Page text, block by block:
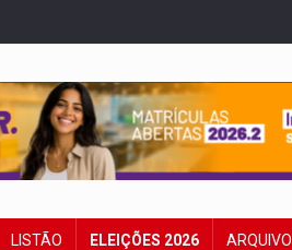
LISTÃO ELEIÇÕES 2026 ARQUIVO